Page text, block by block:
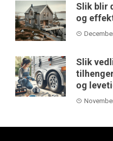
Slik blir
og
Slik
og